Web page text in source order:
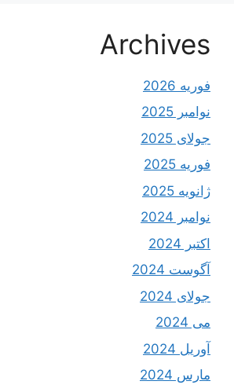
Archives
فوریه 2026
نوامبر 2025
جولای 2025
فوریه 2025
ژانویه 2025
نوامبر 2024
اکتبر 2024
آگوست 2024
جولای 2024
می 2024
آوریل 2024
مارس 2024